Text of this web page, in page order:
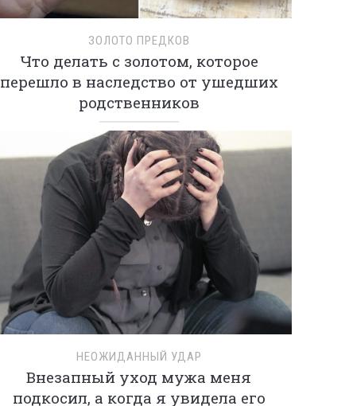
ЗОЛОТО ПРЕДКОВ
Что делать с золотом, которое
перешло в наследство от ушедших
родственников
НЕОЖИДАННЫЙ УДАР
Внезапный уход мужа меня
подкосил, а когда я увидела его